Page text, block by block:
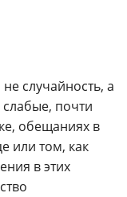
случайность, а
почти
обещаниях в
или том, как
в этих